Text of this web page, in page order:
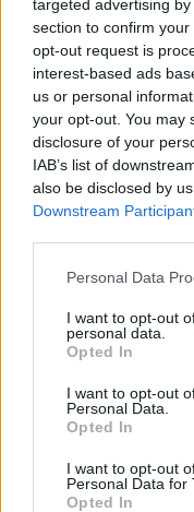
targeted advertising
section to confirm
opt-out request is
interest-based ads
us or personal
your opt-out. You may
disclosure of your
IAB’s list of
also be disclosed by
Downstream
Please note that this
not limited to your visit
grant or deny consent
use your data for
consent section.
Personal Data
I want to opt-out
personal data.
Opted In
I want to opt-out
Personal Data.
Opted In
I want to opt-out
Personal Data for
Opted In
καρπούζι αν δεν
Η Apple αποφασίζει
οι κανόνες δεν είναι